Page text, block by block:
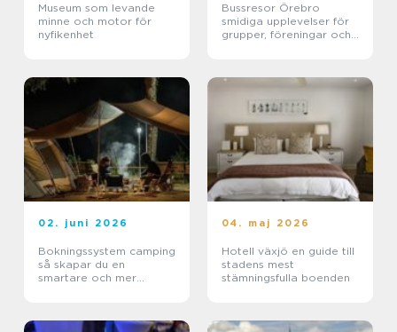
Museum som levande
minne och motor för
nyfikenhet
Bussresor Örebro
smidiga upplevelser för
grupper, föreningar och
02. juni 2026
Bokningssystem camping
så skapar du en
smartare och mer
04. maj 2026
Hotell växjö en guide till
stadens mest
stämningsfulla boenden